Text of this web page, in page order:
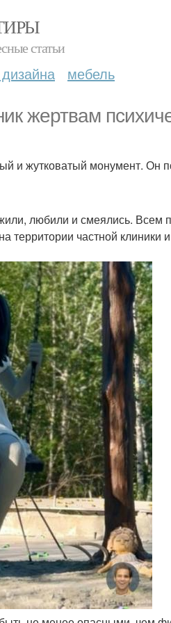
статьи
мебель
жертвам
и жутковатый монумент. Он
любили и смеялись. Всем
частной клиники